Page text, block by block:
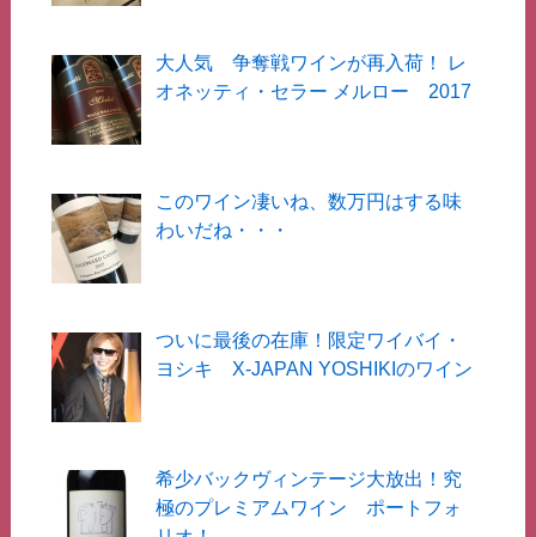
大人気 争奪戦ワインが再入荷！ レ
オネッティ・セラー メルロー 2017
このワイン凄いね、数万円はする味
わいだね・・・
ついに最後の在庫！限定ワイバイ・
ヨシキ X-JAPAN YOSHIKIのワイン
希少バックヴィンテージ大放出！究
極のプレミアムワイン ポートフォ